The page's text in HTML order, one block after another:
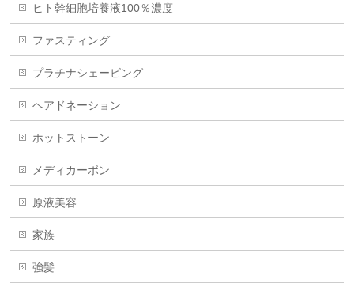
ヒト幹細胞培養液100％濃度
ファスティング
プラチナシェービング
ヘアドネーション
ホットストーン
メディカーボン
原液美容
家族
強髪